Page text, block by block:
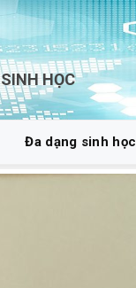
HỌC
Đa dạng sinh học